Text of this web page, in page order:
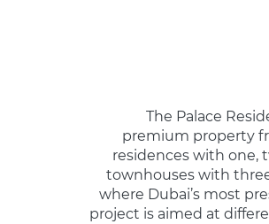
The Palace
premium property
residences with one,
townhouses with
where Dubai’s most
project is aimed at